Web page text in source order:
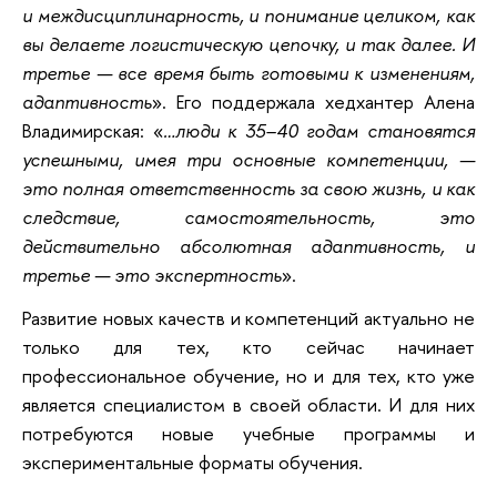
и междисциплинарность, и понимание целиком, как
вы делаете логистическую цепочку, и так далее. И
третье — все время быть готовыми к изменениям,
адаптивность». Его поддержала хедхантер Алена
Владимирская: «…люди к 35–40 годам становятся
успешными, имея три основные компетенции, —
это полная ответственность за свою жизнь, и как
следствие, самостоятельность, это
действительно абсолютная адаптивность, и
третье — это экспертность».
Развитие новых качеств и компетенций актуально не
только для тех, кто сейчас начинает
профессиональное обучение, но и для тех, кто уже
является специалистом в своей области. И для них
потребуются новые учебные программы и
экспериментальные форматы обучения.